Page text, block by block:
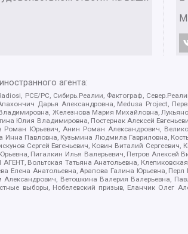
агента:
PCE/PC, Сибирь.Реалии, Фактограф,
Дарья Александровна, Medusa Project,
Железнова Мария Михайловна,
Юлия Владимировна, Постернак Алексей
Юрьевич, Анин Роман Александрович,
Инна Павловна, Кузьмина Людмила Гавриловна,
Сергей Евгеньевич, Ковин Виталий Сергеевич,
Пигалкин Илья Валерьевич, Петров Алексей
Вольтская Татьяна Анатольевна,
Елена Анатольевна, Арапова Галина Юрьевна,
Ветошкина Валерия Валерьевна,
выборы, Нобелевский призыв, Еланчик Олег